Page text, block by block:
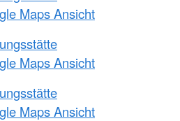
Maps Ansicht
Maps Ansicht
Maps Ansicht